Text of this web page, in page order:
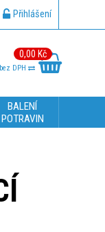
Přihlášení
0,00 Kč
bez DPH
BALENÍ
POTRAVIN